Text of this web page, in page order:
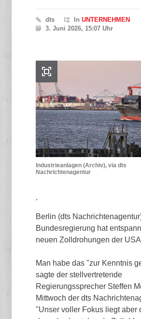
dts In UNTERNEHMEN
3. Juni 2026, 15:07 Uhr
Industrieanlagen (Archiv), via dts
Nachrichtenagentur
.
Berlin (dts
Bundesregierung hat
neuen Zolldrohungen der
Man habe das "zur Kenntnis
sagte der stellvertretende
Regierungssprecher Steffen
Mittwoch der dts
"Unser voller Fokus liegt aber